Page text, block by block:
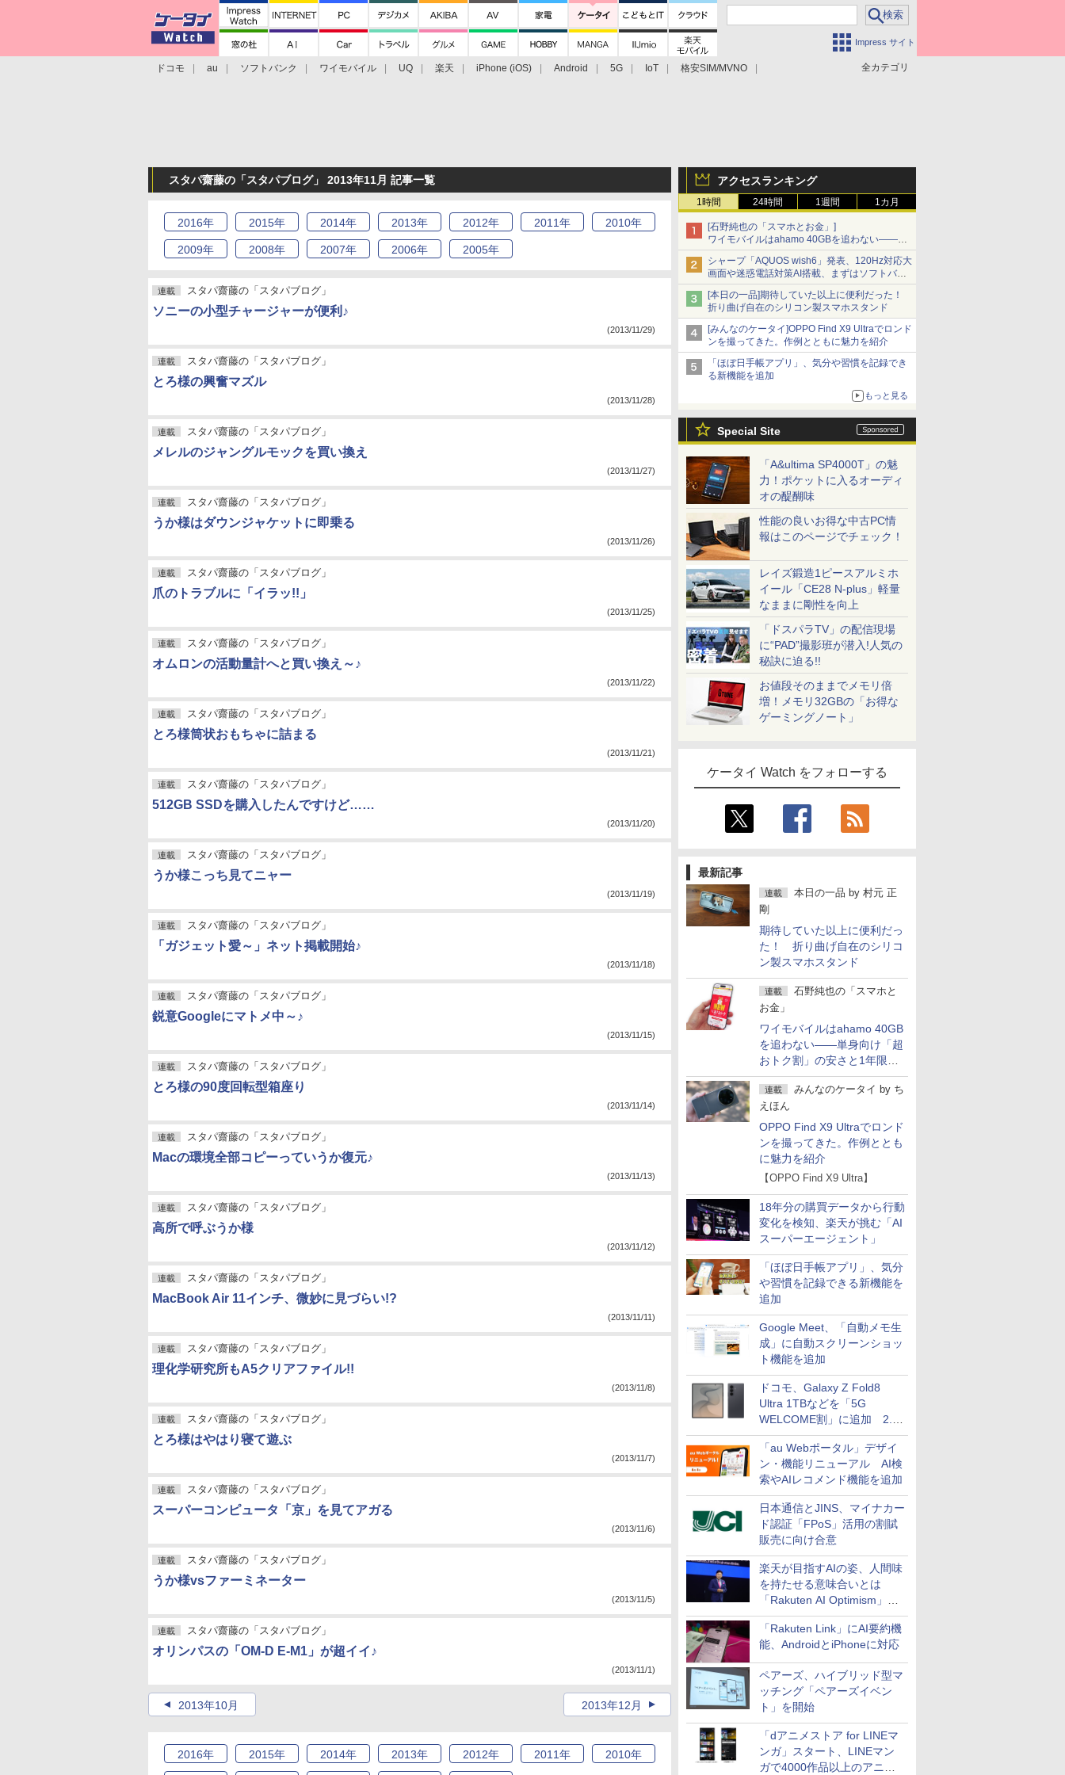
Impress サイト
全カテゴリ
ドコモ au ソフトバンク ワイモバイル UQ 楽天 iPhone (iOS) Android 5G IoT
格安SIM/MVNO
アクセスランキング
1時間 24時間 1週間 1カ月
[石野純也の「スマホとお金」]
ワイモバイルはahamo 40GBを追わない――単
身向け「超おトク割」の安さと1年限定の注意
点
シャープ「AQUOS wish6」発表、120Hz対応大
画面や迷惑電話対策AI搭載、まずはソフトバン
クの法人向け
[本日の一品]期待していた以上に便利だった！
折り曲げ自在のシリコン製スマホスタンド
[みんなのケータイ]OPPO Find X9 Ultraでロンド
ンを撮ってきた。作例とともに魅力を紹介
「ほぼ日手帳アプリ」、気分や習慣を記録でき
る新機能を追加
もっと見る
Special Site
「A&ultima SP4000T」の魅
力！ポケットに入るオーディ
オの醍醐味
性能の良いお得な中古PC情
報はこのページでチェック！
レイズ鍛造1ピースアルミホ
イール「CE28 N-plus」軽量
なままに剛性を向上
「ドスパラTV」の配信現場
に“PAD”撮影班が潜入!人気の
秘訣に迫る!!
お値段そのままでメモリ倍
増！メモリ32GBの「お得な
ゲーミングノート」
ケータイ Watch をフォローする
最新記事
連載 本日の一品 by 村元 正
剛
期待していた以上に便利だっ
た！ 折り曲げ自在のシリコ
ン製スマホスタンド
連載
石野純也の「スマホと
お金」
ワイモバイルはahamo 40GB
を追わない――単身向け「超
おトク割」の安さと1年限定
の注意点
連載 みんなのケータイ by ち
えほん
OPPO Find X9 Ultraでロンド
ンを撮ってきた。作例ととも
に魅力を紹介
【OPPO Find X9 Ultra】
18年分の購買データから行動
変化を検知、楽天が挑む「AI
スーパーエージェント」
「ほぼ日手帳アプリ」、気分
や習慣を記録できる新機能を
追加
Google Meet、「自動メモ生
成」に自動スクリーンショッ
ト機能を追加
ドコモ、Galaxy Z Fold8
Ultra 1TBなどを「5G
WELCOME割」に追加 2.2
万円引き
「au Webポータル」デザイ
ン・機能リニューアル AI検
索やAIレコメンド機能を追加
日本通信とJINS、マイナカー
ド認証「FPoS」活用の割賦
販売に向け合意
楽天が目指すAIの姿、人間味
を持たせる意味合いとは
「Rakuten AI Optimism」三
木谷氏の基調講演
「Rakuten Link」にAI要約機
能、AndroidとiPhoneに対応
ペアーズ、ハイブリッド型マ
ッチング「ペアーズイベン
ト」を開始
「dアニメストア for LINEマ
ンガ」スタート、LINEマン
ガで4000作品以上のアニメ
スタパ齋藤の「スタパブログ」 2013年11月 記事一覧
2016年 2015年 2014年 2013年 2012年 2011年 2010年
2009年 2008年 2007年 2006年 2005年
連載 スタパ齋藤の「スタパブログ」
ソニーの小型チャージャーが便利♪
(2013/11/29)
連載 スタパ齋藤の「スタパブログ」
とろ様の興奮マズル
(2013/11/28)
連載 スタパ齋藤の「スタパブログ」
メレルのジャングルモックを買い換え
(2013/11/27)
連載 スタパ齋藤の「スタパブログ」
うか様はダウンジャケットに即乗る
(2013/11/26)
連載 スタパ齋藤の「スタパブログ」
爪のトラブルに「イラッ!!」
(2013/11/25)
連載 スタパ齋藤の「スタパブログ」
オムロンの活動量計へと買い換え～♪
(2013/11/22)
連載 スタパ齋藤の「スタパブログ」
とろ様筒状おもちゃに詰まる
(2013/11/21)
連載 スタパ齋藤の「スタパブログ」
512GB SSDを購入したんですけど……
(2013/11/20)
連載 スタパ齋藤の「スタパブログ」
うか様こっち見てニャー
(2013/11/19)
連載 スタパ齋藤の「スタパブログ」
「ガジェット愛～」ネット掲載開始♪
(2013/11/18)
連載 スタパ齋藤の「スタパブログ」
鋭意Googleにマトメ中～♪
(2013/11/15)
連載 スタパ齋藤の「スタパブログ」
とろ様の90度回転型箱座り
(2013/11/14)
連載 スタパ齋藤の「スタパブログ」
Macの環境全部コピーっていうか復元♪
(2013/11/13)
連載 スタパ齋藤の「スタパブログ」
高所で呼ぶうか様
(2013/11/12)
連載 スタパ齋藤の「スタパブログ」
MacBook Air 11インチ、微妙に見づらい!?
(2013/11/11)
連載 スタパ齋藤の「スタパブログ」
理化学研究所もA5クリアファイル!!
(2013/11/8)
連載 スタパ齋藤の「スタパブログ」
とろ様はやはり寝て遊ぶ
(2013/11/7)
連載 スタパ齋藤の「スタパブログ」
スーパーコンピュータ「京」を見てアガる
(2013/11/6)
連載 スタパ齋藤の「スタパブログ」
うか様vsファーミネーター
(2013/11/5)
連載 スタパ齋藤の「スタパブログ」
オリンパスの「OM-D E-M1」が超イイ♪
(2013/11/1)
2013年10月 2013年12月
2016年 2015年 2014年 2013年 2012年 2011年 2010年